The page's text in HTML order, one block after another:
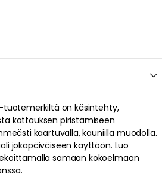
tuotemerkiltä on käsintehty,
kattauksen piristämiseen
kaartuvalla, kauniilla muodolla.
jokapäiväiseen käyttöön. Luo
samaan kokoelmaan